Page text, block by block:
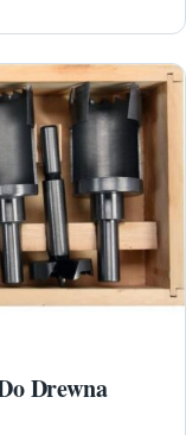
Drewna